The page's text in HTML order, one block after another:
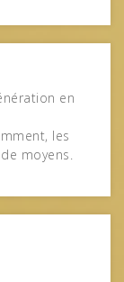
en
les
moyens.